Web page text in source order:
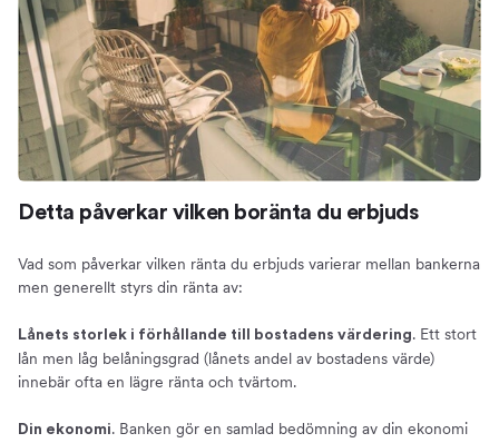
Detta påverkar vilken boränta du erbjuds
Vad som påverkar vilken ränta du erbjuds varierar mellan bankerna
men generellt styrs din ränta av:
Lånets storlek i förhållande till bostadens värdering. Ett stort
lån men låg belåningsgrad (lånets andel av bostadens värde)
innebär ofta en lägre ränta och tvärtom.
Din ekonomi. Banken gör en samlad bedömning av din ekonomi